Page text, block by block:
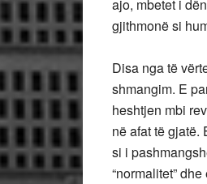
ajo, mbetet i
gjithmonë si
Disa nga të
shmangim. E
heshtjen mbi
në afat të gjatë.
si i
“normalitet”